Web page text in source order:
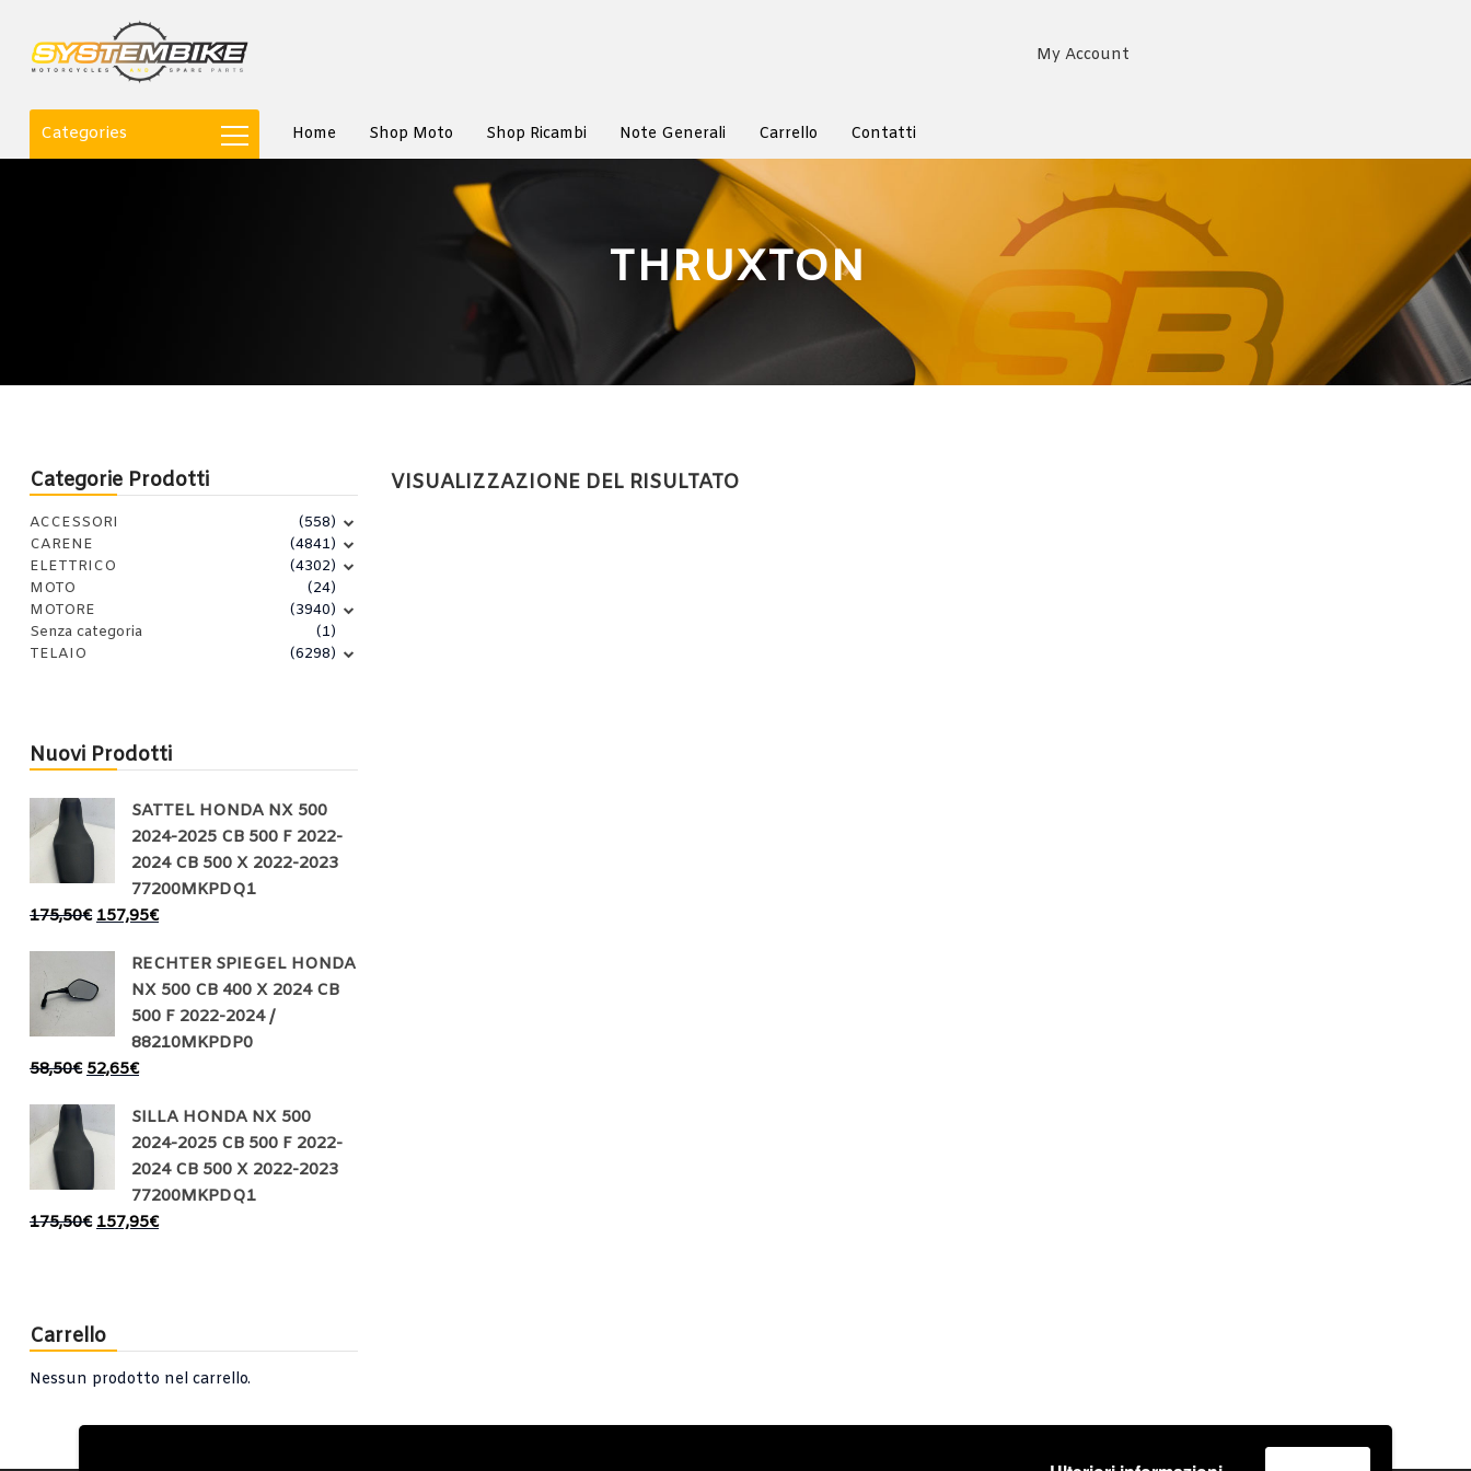
My Account
Categories Home Shop Moto Shop Ricambi Note Generali Carrello Contatti
THRUXTON
Categorie Prodotti
ACCESSORI
(558)
CARENE
(4841)
ELETTRICO
(4302)
MOTO
(24)
MOTORE
(3940)
Senza categoria
(1)
TELAIO
(6298)
Nuovi Prodotti
SATTEL HONDA NX 500
2024-2025 CB 500 F 2022-
2024 CB 500 X 2022-2023
77200MKPDQ1
175,50€ 157,95€
RECHTER SPIEGEL HONDA
NX 500 CB 400 X 2024 CB
500 F 2022-2024 /
88210MKPDP0
58,50€ 52,65€
SILLA HONDA NX 500
2024-2025 CB 500 F 2022-
2024 CB 500 X 2022-2023
77200MKPDQ1
175,50€ 157,95€
Carrello
Nessun prodotto nel carrello.
VISUALIZZAZIONE DEL RISULTATO